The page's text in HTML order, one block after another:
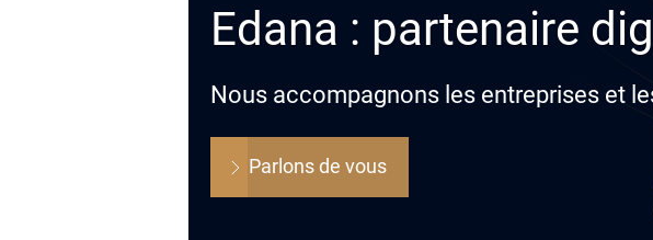
Edana : partenaire
Nous accompagnons les entreprises et
Parlons de vous